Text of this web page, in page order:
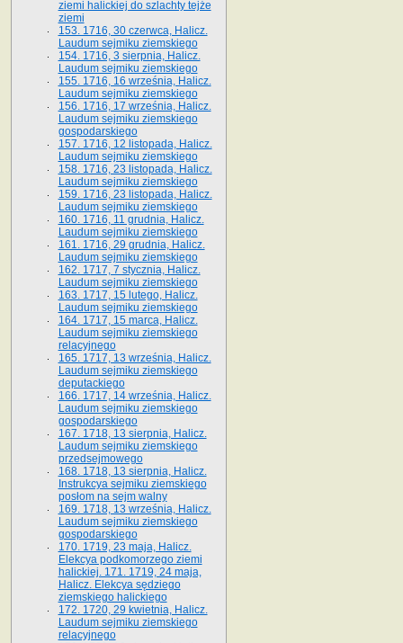
ziemi halickiej do szlachty tejże
ziemi
153. 1716, 30 czerwca, Halicz.
Laudum sejmiku ziemskiego
154. 1716, 3 sierpnia, Halicz.
Laudum sejmiku ziemskiego
155. 1716, 16 września, Halicz.
Laudum sejmiku ziemskiego
156. 1716, 17 września, Halicz.
Laudum sejmiku ziemskiego
gospodarskiego
157. 1716, 12 listopada, Halicz.
Laudum sejmiku ziemskiego
158. 1716, 23 listopada, Halicz.
Laudum sejmiku ziemskiego
159. 1716, 23 listopada, Halicz.
Laudum sejmiku ziemskiego
160. 1716, 11 grudnia, Halicz.
Laudum sejmiku ziemskiego
161. 1716, 29 grudnia, Halicz.
Laudum sejmiku ziemskiego
162. 1717, 7 stycznia, Halicz.
Laudum sejmiku ziemskiego
163. 1717, 15 lutego, Halicz.
Laudum sejmiku ziemskiego
164. 1717, 15 marca, Halicz.
Laudum sejmiku ziemskiego
relacyjnego
165. 1717, 13 września, Halicz.
Laudum sejmiku ziemskiego
deputackiego
166. 1717, 14 września, Halicz.
Laudum sejmiku ziemskiego
gospodarskiego
167. 1718, 13 sierpnia, Halicz.
Laudum sejmiku ziemskiego
przedsejmowego
168. 1718, 13 sierpnia, Halicz.
Instrukcya sejmiku ziemskiego
posłom na sejm walny
169. 1718, 13 września, Halicz.
Laudum sejmiku ziemskiego
gospodarskiego
170. 1719, 23 maja, Halicz.
Elekcya podkomorzego ziemi
halickiej. 171. 1719, 24 maja,
Halicz. Elekcya sędziego
ziemskiego halickiego
172. 1720, 29 kwietnia, Halicz.
Laudum sejmiku ziemskiego
relacyjnego